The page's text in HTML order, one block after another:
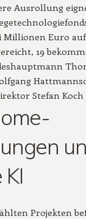
Ausrollung
Euro
19
Stefan Koch
Projekten